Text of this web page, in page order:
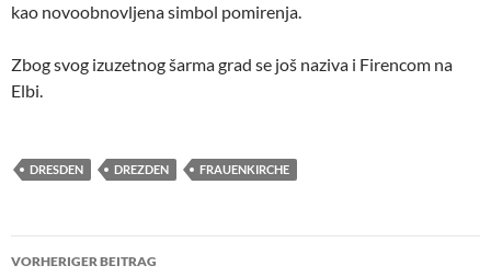
kao novoobnovljena simbol pomirenja.
Zbog svog izuzetnog šarma grad se još naziva i Firencom na
Elbi.
DRESDEN DREZDEN FRAUENKIRCHE
Beitragsnavigation
VORHERIGER BEITRAG